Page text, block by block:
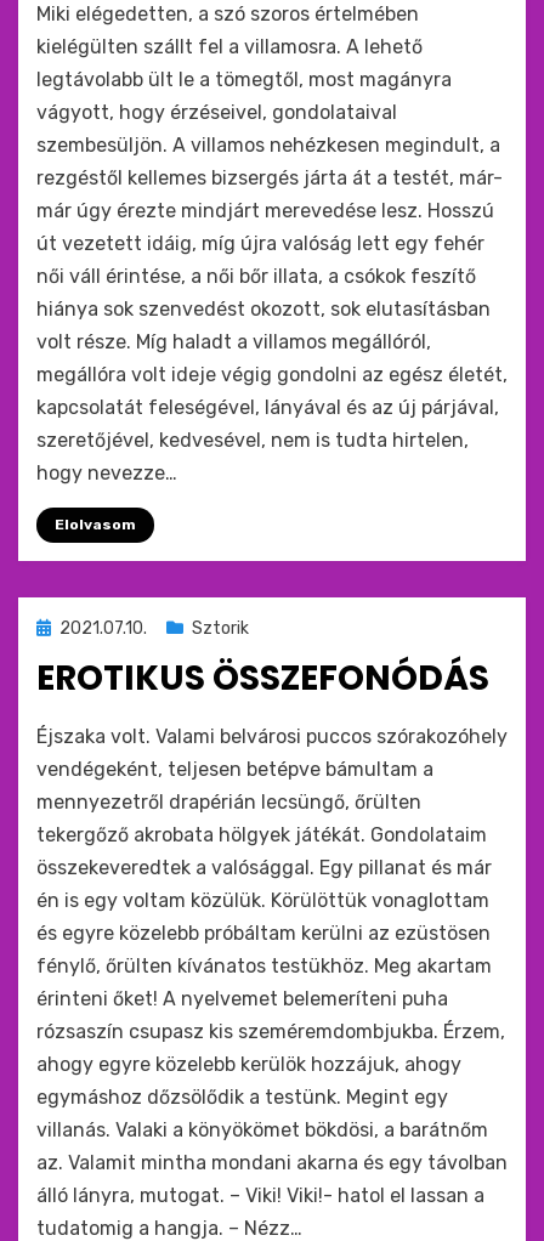
by monkey
Miki elégedetten, a szó szoros értelmében
kielégülten szállt fel a villamosra. A lehető
legtávolabb ült le a tömegtől, most magányra
vágyott, hogy érzéseivel, gondolataival
szembesüljön. A villamos nehézkesen megindult, a
rezgéstől kellemes bizsergés járta át a testét, már-
már úgy érezte mindjárt merevedése lesz. Hosszú
út vezetett idáig, míg újra valóság lett egy fehér
női váll érintése, a női bőr illata, a csókok feszítő
hiánya sok szenvedést okozott, sok elutasításban
volt része. Míg haladt a villamos megállóról,
megállóra volt ideje végig gondolni az egész életét,
kapcsolatát feleségével, lányával és az új párjával,
szeretőjével, kedvesével, nem is tudta hirtelen,
hogy nevezze…
Elolvasom
Beküldve
2021.07.10. Sztorik
EROTIKUS ÖSSZEFONÓDÁS
monkey
Éjszaka volt. Valami belvárosi puccos szórakozóhely
vendégeként, teljesen betépve bámultam a
mennyezetről drapérián lecsüngő, őrülten
tekergőző akrobata hölgyek játékát. Gondolataim
összekeveredtek a valósággal. Egy pillanat és már
én is egy voltam közülük. Körülöttük vonaglottam
és egyre közelebb próbáltam kerülni az ezüstösen
fénylő, őrülten kívánatos testükhöz. Meg akartam
érinteni őket! A nyelvemet belemeríteni puha
rózsaszín csupasz kis szeméremdombjukba. Érzem,
ahogy egyre közelebb kerülök hozzájuk, ahogy
egymáshoz dőzsölődik a testünk. Megint egy
villanás. Valaki a könyökömet bökdösi, a barátnőm
az. Valamit mintha mondani akarna és egy távolban
álló lányra, mutogat. – Viki! Viki!- hatol el lassan a
tudatomig a hangja. – Nézz…